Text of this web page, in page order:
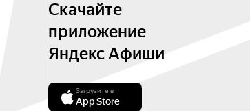
Скачайте
приложение
Яндекс Афиши
Загрузите в
App Store